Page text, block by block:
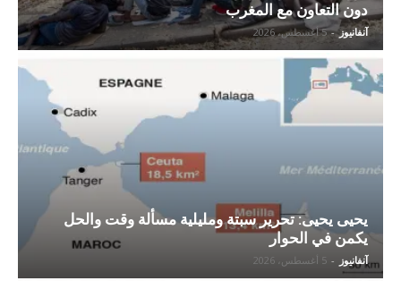
دون التعاون مع المغرب
آنفانيوز - 5 أغسطس، 2026
يحيى يحيى: تحرير سبتة ومليلية مسألة وقت والحل
يكمن في الحوار
آنفانيوز - 5 أغسطس، 2026